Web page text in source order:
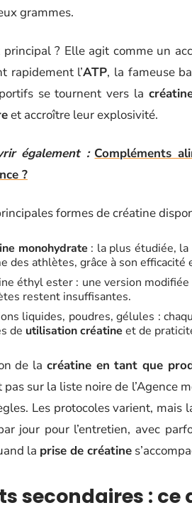
grammes.
principal ? Elle agit comme un
rapidement l’ATP, la fameuse
se tournent vers la
et accroître leur explosivité.
également : Compléments
?
formes de créatine
monohydrate : la plus étudiée,
des athlètes, grâce à son
éthyl ester : une version
restent insuffisantes.
liquides, poudres, gélules :
de utilisation créatine et de
de la créatine en tant que
pas sur la liste noire de
Les protocoles varient,
jour pour l’entretien, avec
la prise de créatine
secondaires :